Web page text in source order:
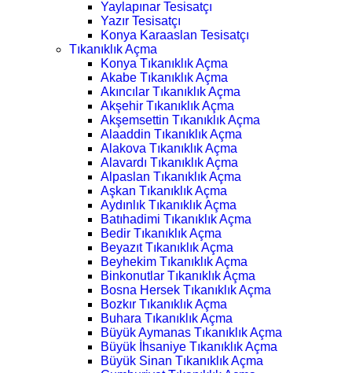
Yaylapınar Tesisatçı
Yazır Tesisatçı
Konya Karaaslan Tesisatçı
Tıkanıklık Açma
Konya Tıkanıklık Açma
Akabe Tıkanıklık Açma
Akıncılar Tıkanıklık Açma
Akşehir Tıkanıklık Açma
Akşemsettin Tıkanıklık Açma
Alaaddin Tıkanıklık Açma
Alakova Tıkanıklık Açma
Alavardı Tıkanıklık Açma
Alpaslan Tıkanıklık Açma
Aşkan Tıkanıklık Açma
Aydınlık Tıkanıklık Açma
Batıhadimi Tıkanıklık Açma
Bedir Tıkanıklık Açma
Beyazıt Tıkanıklık Açma
Beyhekim Tıkanıklık Açma
Binkonutlar Tıkanıklık Açma
Bosna Hersek Tıkanıklık Açma
Bozkır Tıkanıklık Açma
Buhara Tıkanıklık Açma
Büyük Aymanas Tıkanıklık Açma
Büyük İhsaniye Tıkanıklık Açma
Büyük Sinan Tıkanıklık Açma